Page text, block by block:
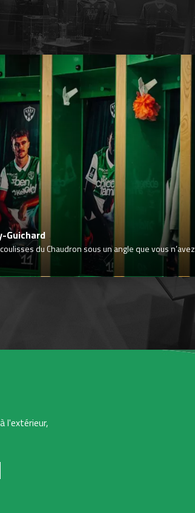
Guichard
du Chaudron sous un angle que vous n’avez
l'extérieur,